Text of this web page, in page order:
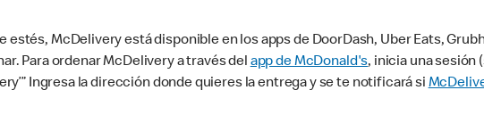
estés, McDelivery está disponible en los apps de DoorDash, Uber Eats,
Para ordenar McDelivery a través del app de McDonald's, inicia una sesión
Ingresa la dirección donde quieres la entrega y se te notificará si